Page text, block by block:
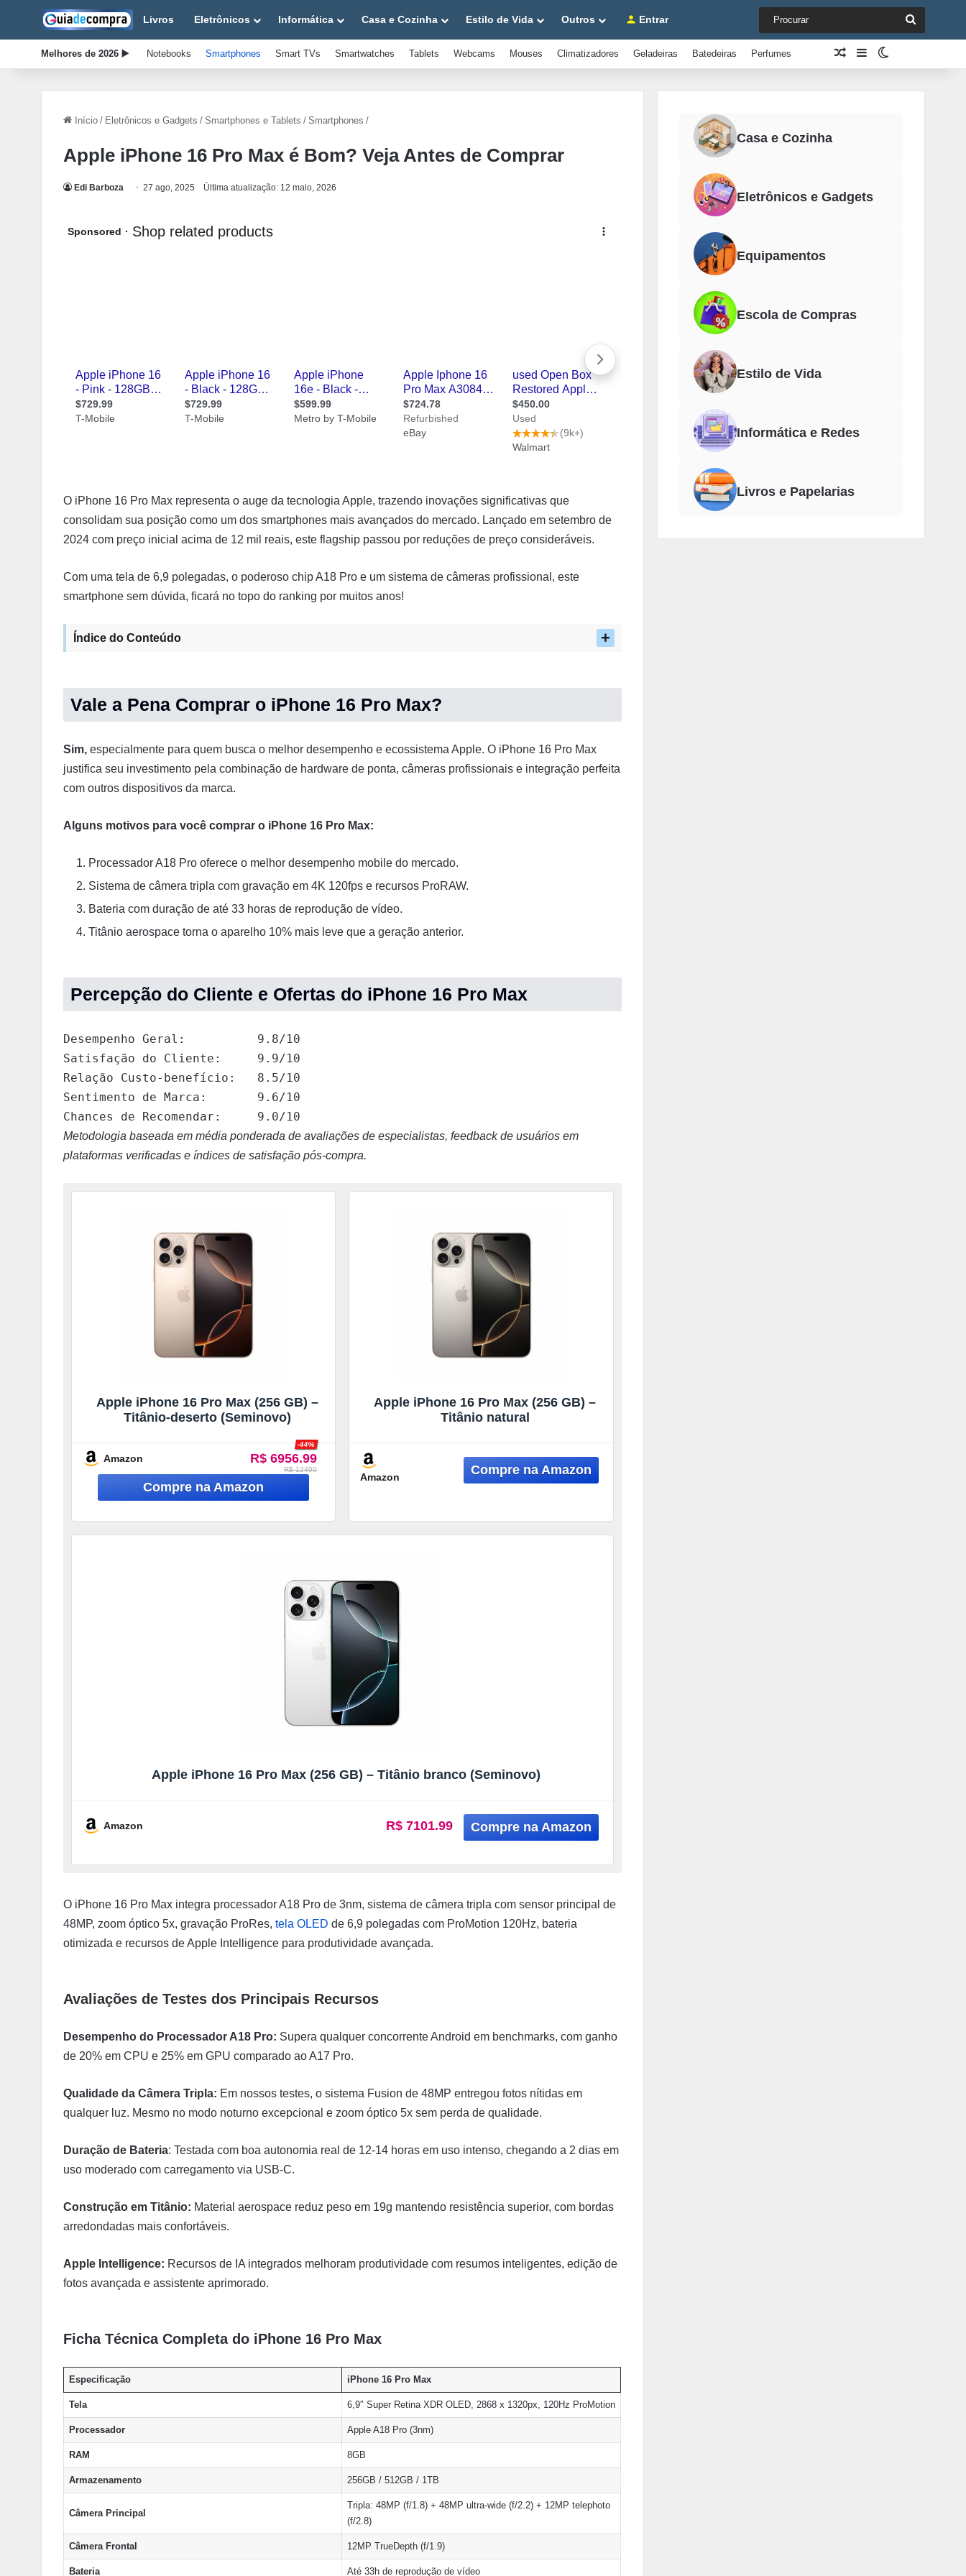
Livros Eletrônicos Informática Casa e Cozinha Estilo de Vida Outros Entrar
Melhores de 2026 ▶️ Notebooks Smartphones Smart TVs Smartwatches Tablets Webcams Mouses Climatizadores Geladeiras Batedeiras Perfumes Artigo aleatório
Barra Lateral
Início / Eletrônicos e Gadgets / Smartphones e Tablets / Smartphones /
Apple iPhone 16 Pro Max é Bom? Veja Antes de Comprar
Edi Barboza 27 ago, 2025 Última atualização: 12 maio, 2026
O iPhone 16 Pro Max representa o auge da tecnologia Apple, trazendo inovações significativas que
consolidam sua posição como um dos smartphones mais avançados do mercado. Lançado em setembro de
2024 com preço inicial acima de 12 mil reais, este flagship passou por reduções de preço consideráveis.
Com uma tela de 6,9 polegadas, o poderoso chip A18 Pro e um sistema de câmeras profissional, este
smartphone sem dúvida, ficará no topo do ranking por muitos anos!
Índice do Conteúdo
Vale a Pena Comprar o iPhone 16 Pro Max?
Sim, especialmente para quem busca o melhor desempenho e ecossistema Apple. O iPhone 16 Pro Max
justifica seu investimento pela combinação de hardware de ponta, câmeras profissionais e integração perfeita
com outros dispositivos da marca.
Alguns motivos para você comprar o iPhone 16 Pro Max:
Processador A18 Pro oferece o melhor desempenho mobile do mercado.
Sistema de câmera tripla com gravação em 4K 120fps e recursos ProRAW.
Bateria com duração de até 33 horas de reprodução de vídeo.
Titânio aerospace torna o aparelho 10% mais leve que a geração anterior.
Percepção do Cliente e Ofertas do iPhone 16 Pro Max
Desempenho Geral:          9.8/10
Satisfação do Cliente:     9.9/10
Relação Custo-benefício:   8.5/10
Sentimento de Marca:       9.6/10
Chances de Recomendar:     9.0/10
Metodologia baseada em média ponderada de avaliações de especialistas, feedback de usuários em
plataformas verificadas e índices de satisfação pós-compra.
Apple iPhone 16 Pro Max (256 GB) –
Titânio-deserto (Seminovo)
Amazon R$ 6956.99
-44%
R$ 12499
Apple iPhone 16 Pro Max (256 GB) –
Titânio natural
Amazon
Apple iPhone 16 Pro Max (256 GB) – Titânio branco (Seminovo)
Amazon R$ 7101.99
O iPhone 16 Pro Max integra processador A18 Pro de 3nm, sistema de câmera tripla com sensor principal de
48MP, zoom óptico 5x, gravação ProRes, tela OLED de 6,9 polegadas com ProMotion 120Hz, bateria
otimizada e recursos de Apple Intelligence para produtividade avançada.
Avaliações de Testes dos Principais Recursos
Desempenho do Processador A18 Pro: Supera qualquer concorrente Android em benchmarks, com ganho
de 20% em CPU e 25% em GPU comparado ao A17 Pro.
Qualidade da Câmera Tripla: Em nossos testes, o sistema Fusion de 48MP entregou fotos nítidas em
qualquer luz. Mesmo no modo noturno excepcional e zoom óptico 5x sem perda de qualidade.
Duração de Bateria: Testada com boa autonomia real de 12-14 horas em uso intenso, chegando a 2 dias em
uso moderado com carregamento via USB-C.
Construção em Titânio: Material aerospace reduz peso em 19g mantendo resistência superior, com bordas
arredondadas mais confortáveis.
Apple Intelligence: Recursos de IA integrados melhoram produtividade com resumos inteligentes, edição de
fotos avançada e assistente aprimorado.
Ficha Técnica Completa do iPhone 16 Pro Max
Especificação iPhone 16 Pro Max
Tela 6,9″ Super Retina XDR OLED, 2868 x 1320px, 120Hz ProMotion
Processador Apple A18 Pro (3nm)
RAM 8GB
Armazenamento 256GB / 512GB / 1TB
Câmera Principal
Tripla: 48MP (f/1.8) + 48MP ultra-wide (f/2.2) + 12MP telephoto
(f/2.8)
Câmera Frontal 12MP TrueDepth (f/1.9)
Bateria Até 33h de reprodução de vídeo
Casa e Cozinha
Eletrônicos e Gadgets
Equipamentos
Escola de Compras
Estilo de Vida
Informática e Redes
Livros e Papelarias